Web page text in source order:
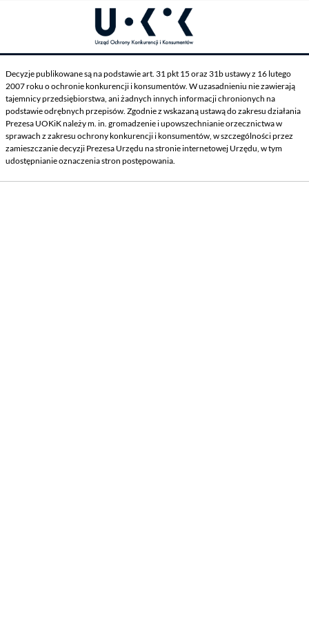
Decyzje publikowane są na podstawie art. 31 pkt 15 oraz 31b ustawy z 16 lutego
2007 roku o ochronie konkurencji i konsumentów. W uzasadnieniu nie zawierają
tajemnicy przedsiębiorstwa, ani żadnych innych informacji chronionych na
podstawie odrębnych przepisów. Zgodnie z wskazaną ustawą do zakresu działania
Prezesa UOKiK należy m. in. gromadzenie i upowszechnianie orzecznictwa w
sprawach z zakresu ochrony konkurencji i konsumentów, w szczególności przez
zamieszczanie decyzji Prezesa Urzędu na stronie internetowej Urzędu, w tym
udostępnianie oznaczenia stron postępowania.